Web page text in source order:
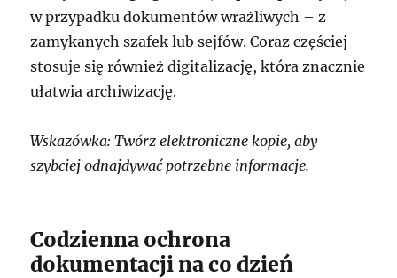
w przypadku dokumentów wrażliwych – z
zamykanych szafek lub sejfów. Coraz częściej
stosuje się również digitalizację, która znacznie
ułatwia archiwizację.
Wskazówka: Twórz elektroniczne kopie, aby
szybciej odnajdywać potrzebne informacje.
Codzienna ochrona
dokumentacji na co dzień